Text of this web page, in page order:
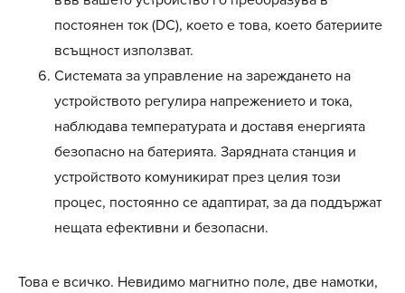
постоянен ток (DC), което е това, което батериите
всъщност използват.
Системата за управление на зареждането на
устройството регулира напрежението и тока,
наблюдава температурата и доставя енергията
безопасно на батерията. Зарядната станция и
устройството комуникират през целия този
процес, постоянно се адаптират, за да поддържат
нещата ефективни и безопасни.
Това е всичко. Невидимо магнитно поле, две намотки,